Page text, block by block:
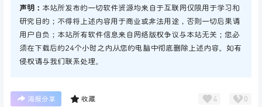
声明： 本站所发布的一切软件资源均来自于互联网仅限用于学习和
研究目的；不得将上述内容用于商业或非法用途，否则一切后果请
用户自负；本站所有软件信息来自网络版权争议与本站无关；您必
须在下载后的24个小时之内从您的电脑中彻底删除上述内容。如有
侵权请与我们联系处理。
海报分享 收藏 4 0